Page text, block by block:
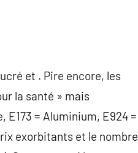
et . Pire encore, les
la santé » mais
E173 = Aluminium, E924 =
exorbitants et le nombre